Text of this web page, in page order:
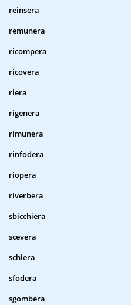
reinsera
remunera
ricompera
ricovera
riera
rigenera
rimunera
rinfodera
riopera
riverbera
sbicchiera
scevera
schiera
sfodera
sgombera